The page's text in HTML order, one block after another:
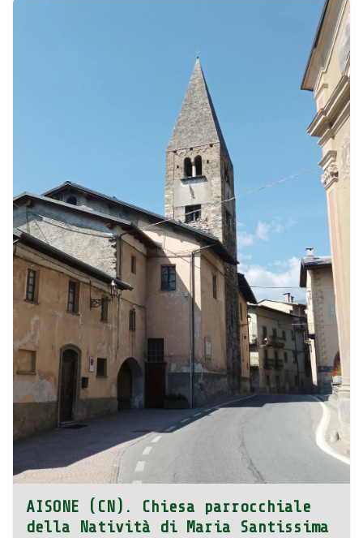
AISONE (CN). Chiesa parrocchiale
della Natività di Maria Santissima